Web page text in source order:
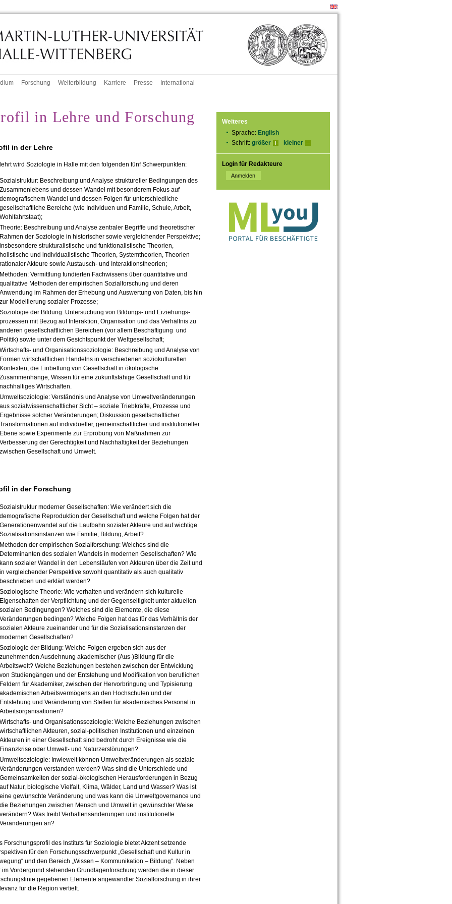
Forschung Weiterbildung Karriere Presse International
Weiteres
Sprache: English
Schrift: größer kleiner
Login für Redakteure
in Lehre und Forschung
in der Lehre
wird Soziologie in Halle mit den folgenden fünf Schwerpunkten:
Beschreibung und Analyse struktureller Bedingungen des
und dessen Wandel mit besonderem Fokus auf
Wandel und dessen Folgen für unterschiedliche
Bereiche (wie Individuen und Familie, Schule, Arbeit,
Beschreibung und Analyse zentraler Begriffe und theoretischer
der Soziologie in historischer sowie ver­glei­chen­der Perspektive;
strukturalistische und funk­tio­na­lis­tische Theorien,
und individualistische Theorien, Systemtheorien, Theorien
Akteure sowie Aus­tausch- und Interaktionstheorien;
Vermittlung fundierten Fachwissens über quantitative und
Methoden der empirischen Sozialforschung und deren
im Rahmen der Erhebung und Auswertung von Daten, bis hin
Modellierung sozialer Prozesse;
der Bildung: Untersuchung von Bildungs- und Er­ziehungs­
mit Bezug auf Interaktion, Organisation und das Verhältnis zu
gesellschaftlichen Bereichen (vor allem Beschäftigung und
sowie unter dem Gesichtspunkt der Welt­gesell­schaft;
und Organisationssoziologie: Beschreibung und Analyse von
wirtschaftlichen Handelns in verschiedenen soziokulturellen
die Einbettung von Gesell­schaft in ökologische
Wissen für eine zu­kunfts­fähige Gesellschaft und für
Wirtschaften.
Verständnis und Analyse von Umweltveränderungen
sozialwissenschaftlicher Sicht – soziale Triebkräfte, Prozesse und
solcher Veränderungen; Diskussion gesellschaftlicher
auf individueller, gemeinschaftlicher und institutioneller
sowie Experimente zur Erprobung von Maßnahmen zur
der Gerechtigkeit und Nachhaltigkeit der Beziehungen
Gesellschaft und Umwelt.
in der Forschung
moderner Gesellschaften: Wie verändert sich die
Reproduktion der Gesellschaft und welche Folgen hat der
auf die Laufbahn sozialer Akteure und auf wichtige
wie Familie, Bildung, Arbeit?
der empirischen Sozialforschung: Welches sind die
des sozialen Wandels in modernen Gesellschaften? Wie
sozialer Wandel in den Lebensläufen von Akteuren über die Zeit und
vergleichender Perspektive sowohl quantitativ als auch qualitativ
und erklärt werden?
Theorie: Wie verhalten und verändern sich kulturelle
der Verpflichtung und der Gegenseitigkeit unter aktuellen
Bedingungen? Welches sind die Elemente, die diese
bedingen? Welche Folgen hat das für das Verhältnis der
Akteure zueinander und für die Sozialisationsinstanzen der
Gesellschaften?
der Bildung: Welche Folgen ergeben sich aus der
Ausdehnung akademischer (Aus-)Bildung für die
Welche Beziehungen bestehen zwischen der Entwicklung
Studiengängen und der Entstehung und Modifikation von beruflichen
für Akademiker, zwischen der Hervorbringung und Typisierung
Arbeitsvermögens an den Hochschulen und der
und Veränderung von Stellen für akademisches Personal in
und Organisationssoziologie: Welche Beziehungen zwischen
Akteuren, sozial-politischen Institutionen und einzelnen
in einer Gesellschaft sind bedroht durch Ereignisse wie die
oder Umwelt- und Naturzerstörungen?
Inwieweit können Umweltveränderungen als soziale
verstanden werden? Was sind die Unterschiede und
der sozial-ökologischen Herausforderungen in Bezug
Natur, biologische Vielfalt, Klima, Wälder, Land und Wasser? Was ist
gewünschte Veränderung und was kann die Umweltgovernance und
Beziehungen zwischen Mensch und Umwelt in gewünschter Weise
Was treibt Verhaltensänderungen und institutionelle
an?
Forschungsprofil des Instituts für Soziologie bietet Akzent setzende
für den Forschungsschwerpunkt „Gesellschaft und Kultur in
und den Bereich „Wissen – Kommunikation – Bildung“. Neben
im Vordergrund stehenden Grundlagenforschung werden die in dieser
gegebenen Elemente angewandter Sozialforschung in ihrer
für die Region vertieft.